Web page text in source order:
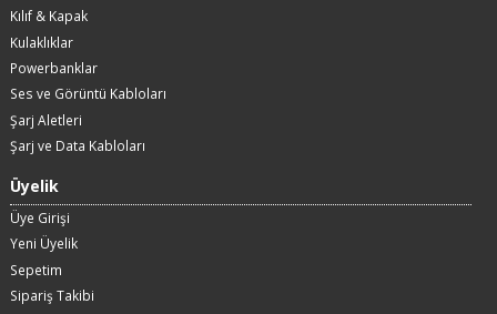
Kılıf & Kapak
Kulaklıklar
Powerbanklar
Ses ve Görüntü Kabloları
Şarj Aletleri
Şarj ve Data Kabloları
Üyelik
Üye Girişi
Yeni Üyelik
Sepetim
Sipariş Takibi